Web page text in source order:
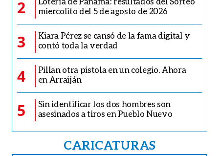
2
miercolito del 5 de agosto de 2026
3
Kiara Pérez se cansó de la fama digital y
contó toda la verdad
4
Pillan otra pistola en un colegio. Ahora
en Arraiján
5
Sin identificar los dos hombres son
asesinados a tiros en Pueblo Nuevo
CARICATURAS